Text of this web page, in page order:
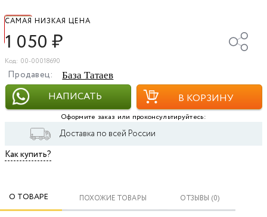
САМАЯ НИЗКАЯ ЦЕНА
1 050₽
Код: 00-00018690
Продавец: База Татаев
НАПИСАТЬ В КОРЗИНУ
Оформите заказ или проконсультируйтесь:
Доставка по всей России
Как купить?
О ТОВАРЕ ПОХОЖИЕ ТОВАРЫ ОТЗЫВЫ (0)